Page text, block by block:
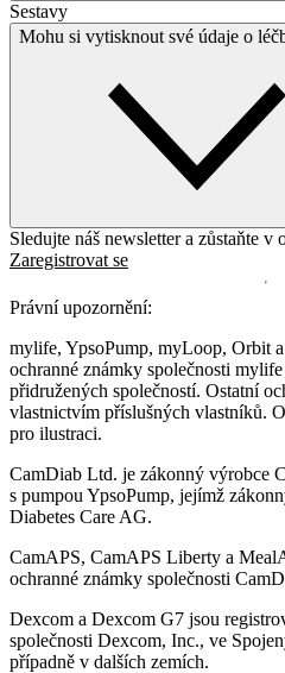
Sestavy
Mohu si vytisknout své údaje o
Sledujte náš newsletter a zůstaňte v
Zaregistrovat se
Právní upozornění:
mylife, YpsoPump, myLoop, Orbit
ochranné známky společnosti
přidružených společností. Ostatní
vlastnictvím příslušných vlastníků.
pro ilustraci.
CamDiab Ltd. je zákonný výrobce
s pumpou YpsoPump, jejímž
Diabetes Care AG.
CamAPS, CamAPS Liberty a
ochranné známky společnosti
Dexcom a Dexcom G7 jsou
společnosti Dexcom, Inc., ve
případně v dalších zemích.